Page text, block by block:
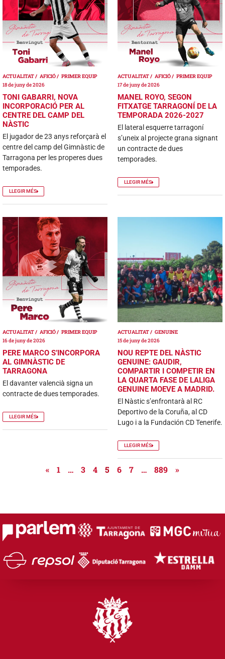
ACTUALITAT AFICIÓ
PRIMER EQUIP
18 de juny de 2026
TONI GABARRI, NOVA
INCORPORACIÓ PER AL
CENTRE DEL CAMP DEL
NÀSTIC
El jugador de 23 anys reforçarà el
centre del camp del Gimnàstic de
Tarragona per les properes dues
temporades.
LLEGIR MÉS
ACTUALITAT AFICIÓ
PRIMER EQUIP
17 de juny de 2026
MANEL ROYO, SEGON
FITXATGE TARRAGONÍ DE LA
TEMPORADA 2026-2027
El lateral esquerre tarragoní
s’uneix al projecte grana signant
un contracte de dues
temporades.
LLEGIR MÉS
ACTUALITAT AFICIÓ
PRIMER EQUIP
16 de juny de 2026
PERE MARCO S’INCORPORA
AL GIMNÀSTIC DE
TARRAGONA
El davanter valencià signa un
contracte de dues temporades.
LLEGIR MÉS
ACTUALITAT
GENUINE
15 de juny de 2026
NOU REPTE DEL NÀSTIC
GENUINE: GAUDIR,
COMPARTIR I COMPETIR EN
LA QUARTA FASE DE LALIGA
GENUINE MOEVE A MADRID.
El Nàstic s’enfrontarà al RC
Deportivo de la Coruña, al CD
Lugo i a la Fundación CD Tenerife.
LLEGIR MÉS
« 1 … 3 4 5 6 7 … 889 »